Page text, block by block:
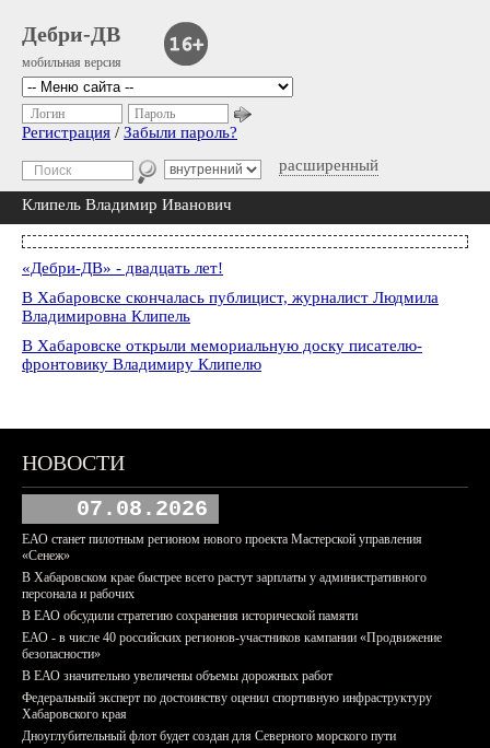
Дебри-ДВ
мобильная версия
расширенный
Логин Пароль
Регистрация / Забыли пароль?
Клипель Владимир Иванович
«Дебри-ДВ» - двадцать лет!
В Хабаровске скончалась публицист, журналист Людмила
Владимировна Клипель
В Хабаровске открыли мемориальную доску писателю-
фронтовику Владимиру Клипелю
НОВОСТИ
07.08.2026
ЕАО станет пилотным регионом нового проекта Мастерской управления
«Сенеж»
В Хабаровском крае быстрее всего растут зарплаты у административного
персонала и рабочих
В ЕАО обсудили стратегию сохранения исторической памяти
ЕАО - в числе 40 российских регионов-участников кампании «Продвижение
безопасности»
В ЕАО значительно увеличены объемы дорожных работ
Федеральный эксперт по достоинству оценил спортивную инфраструктуру
Хабаровского края
Дноуглубительный флот будет создан для Северного морского пути